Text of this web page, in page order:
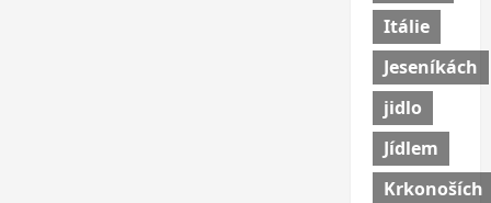
Itálie
Jeseníkách
jidlo
Jídlem
Krkonoších